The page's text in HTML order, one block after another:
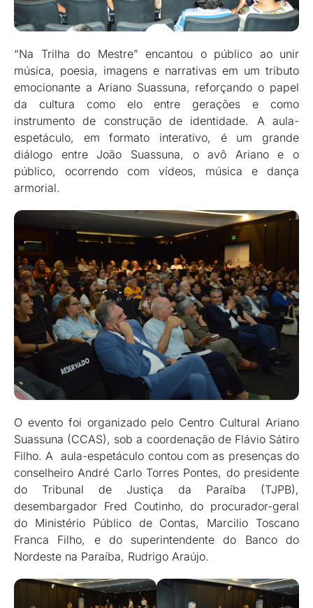
“Na Trilha do Mestre” encantou o público ao unir
música, poesia, imagens e narrativas em um tributo
emocionante a Ariano Suassuna, reforçando o papel
da cultura como elo entre gerações e como
instrumento de construção de identidade. A aula-
espetáculo, em formato interativo, é um grande
diálogo entre João Suassuna, o avô Ariano e o
público, ocorrendo com vídeos, música e dança
armorial.
O evento foi organizado pelo Centro Cultural Ariano
Suassuna (CCAS), sob a coordenação de Flávio Sátiro
Filho. A aula-espetáculo contou com as presenças do
conselheiro André Carlo Torres Pontes, do presidente
do Tribunal de Justiça da Paraíba (TJPB),
desembargador Fred Coutinho, do procurador-geral
do Ministério Público de Contas, Marcilio Toscano
Franca Filho, e do superintendente do Banco do
Nordeste na Paraíba, Rudrigo Araújo.